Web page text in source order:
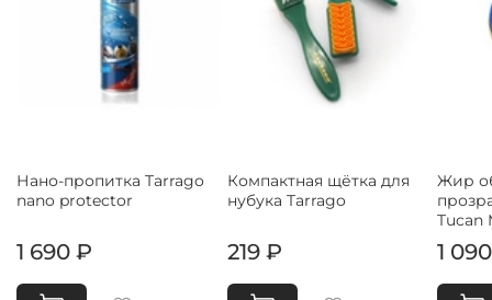
Нано-пропитка Tarrago
nano protector
1 690 ₽
Компактная щётка для
нубука Tarrago
219 ₽
Жир
Tucan
1